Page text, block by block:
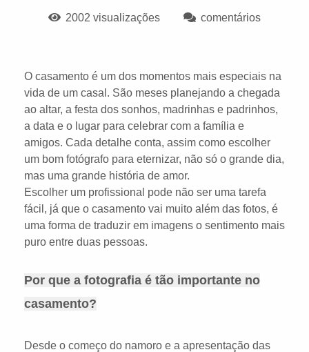
2002 visualizações comentários
O casamento é um dos momentos mais especiais na
vida de um casal. São meses planejando a chegada
ao altar, a festa dos sonhos, madrinhas e padrinhos,
a data e o lugar para celebrar com a família e
amigos. Cada detalhe conta, assim como escolher
um bom fotógrafo para eternizar, não só o grande dia,
mas uma grande história de amor.
Escolher um profissional pode não ser uma tarefa
fácil, já que o casamento vai muito além das fotos, é
uma forma de traduzir em imagens o sentimento mais
puro entre duas pessoas.
Por que a fotografia é tão importante no
casamento?
Desde o começo do namoro e a apresentação das